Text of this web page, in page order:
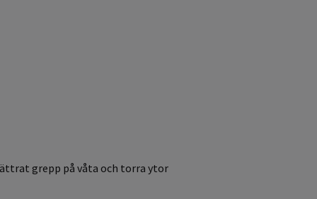
grepp på våta och torra ytor